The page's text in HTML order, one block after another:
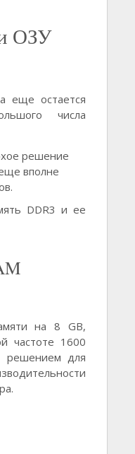
ОЗУ
еще остается
числа
решение
вполне
DDR3 и ее
на 8 GB,
частоте 1600
решением для